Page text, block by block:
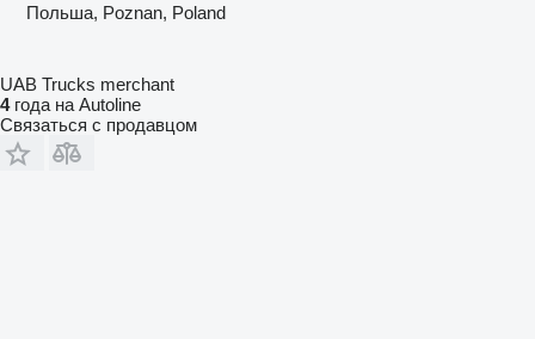
Польша, Poznan, Poland
UAB Trucks merchant
4года на Autoline
Связаться с продавцом